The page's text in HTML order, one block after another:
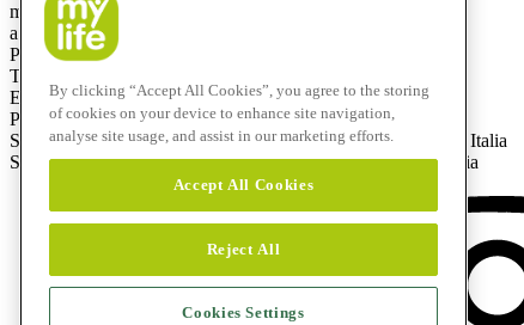
mylife Diabetes Care Italia srl
a socio unico – capitale sociale: € 50.000 i. v.
Partita IVA e C.F.: 08438570965
Telefono: +39 0332 189 0607
E-mail: info@mylife-diabetescare.it
PEC (Posta Elettronica Certificata): mylifedc.italia@pec.it
Sede amministrativa: Via Bizzozero, 11, 21100 Varese (VA), Italia
Sede legale: Via Giuseppe Frua, 22, 20146 Milano (MI), Italia
By clicking “Accept All Cookies”, you agree to the storing
of cookies on your device to enhance site navigation,
analyse site usage, and assist in our marketing efforts.
Accept All Cookies
Reject All
Cookies Settings